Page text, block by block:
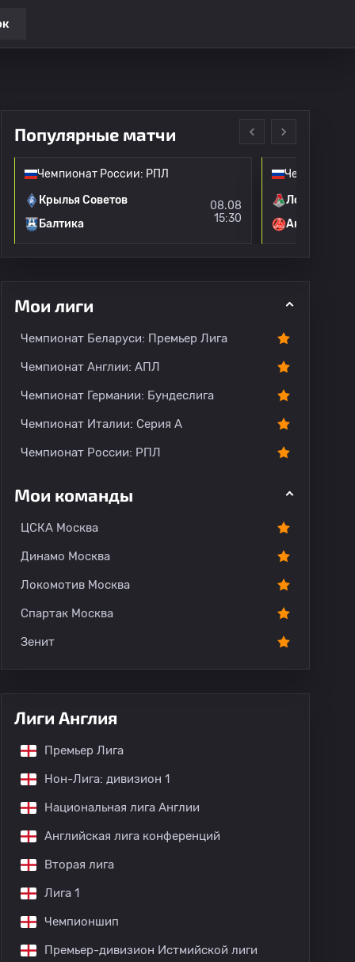
Переходы Все игроки
Популярные матчи
Чемпионат России: РПЛ
Крылья Советов
Балтика
08.08
15:30
Чемпионат
Локомотив
Акрон
Мои лиги
Чемпионат Беларуси: Премьер Лига
Чемпионат Англии: АПЛ
Чемпионат Германии: Бундеслига
Чемпионат Италии: Серия А
Чемпионат России: РПЛ
Мои команды
ЦСКА Москва
Динамо Москва
Локомотив Москва
Спартак Москва
Зенит
Лиги Англия
Премьер Лига
Нон-Лига: дивизион 1
Национальная лига Англии
Английская лига конференций
Вторая лига
Лига 1
Чемпионшип
Премьер-дивизион Истмийской лиги